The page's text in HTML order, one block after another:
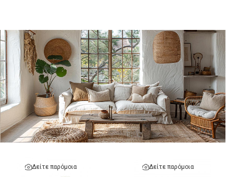
Δείτε παρόμοια Δείτε παρόμοια